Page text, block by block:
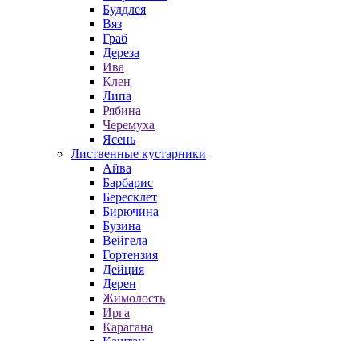
Буддлея
Вяз
Граб
Дереза
Ива
Клен
Липа
Рябина
Черемуха
Ясень
Лиственные кустарники
Айва
Барбарис
Бересклет
Бирючина
Бузина
Вейгела
Гортензия
Дейция
Дерен
Жимолость
Ирга
Карагана